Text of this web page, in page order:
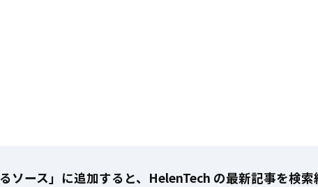
ソース」に追加すると、HelenTech の最新記事を検索